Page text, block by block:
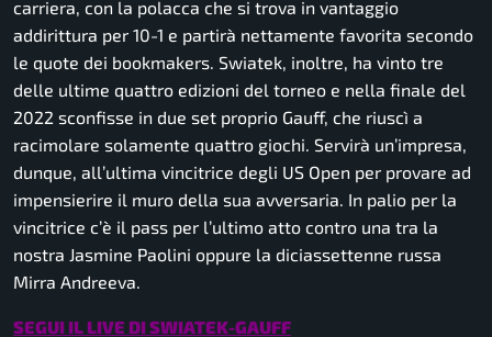
carriera, con la polacca che si trova in vantaggio
addirittura per 10-1 e partirà nettamente favorita secondo
le quote dei bookmakers. Swiatek, inoltre, ha vinto tre
delle ultime quattro edizioni del torneo e nella finale del
2022 sconfisse in due set proprio Gauff, che riuscì a
racimolare solamente quattro giochi. Servirà un’impresa,
dunque, all’ultima vincitrice degli US Open per provare ad
impensierire il muro della sua avversaria. In palio per la
vincitrice c’è il pass per l’ultimo atto contro una tra la
nostra Jasmine Paolini oppure la diciassettenne russa
Mirra Andreeva.
SEGUI IL LIVE DI SWIATEK-GAUFF